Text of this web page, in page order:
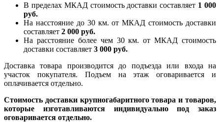
В пределах МКАД стоимость доставки составляет 1 000
руб.
На насcтояние до 30 км. от МКАД стоимость доставки
составляет 2 000 руб.
На расстояние более чем 30 км. от МКАД стоимость
доставки составляет 3 000 руб.
Доставка товара производится до подъезда или входа на
участок покупателя. Подъем на этаж оговаривается и
оплачивается отдельно.
Стоимость доставки крупногабаритного товара и товаров,
которые изготавливаются индивидуально под заказ
оговаривается отдельно.